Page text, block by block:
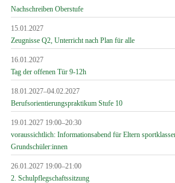
Nachschreiben Oberstufe
15.01.2027
Zeugnisse Q2, Unterricht nach Plan für alle
16.01.2027
Tag der offenen Tür 9-12h
18.01.2027–04.02.2027
Berufsorientierungspraktikum Stufe 10
19.01.2027 19:00–20:30
voraussichtlich: Informationsabend für Eltern
Grundschüler:innen
26.01.2027 19:00–21:00
2. Schulpflegschaftssitzung